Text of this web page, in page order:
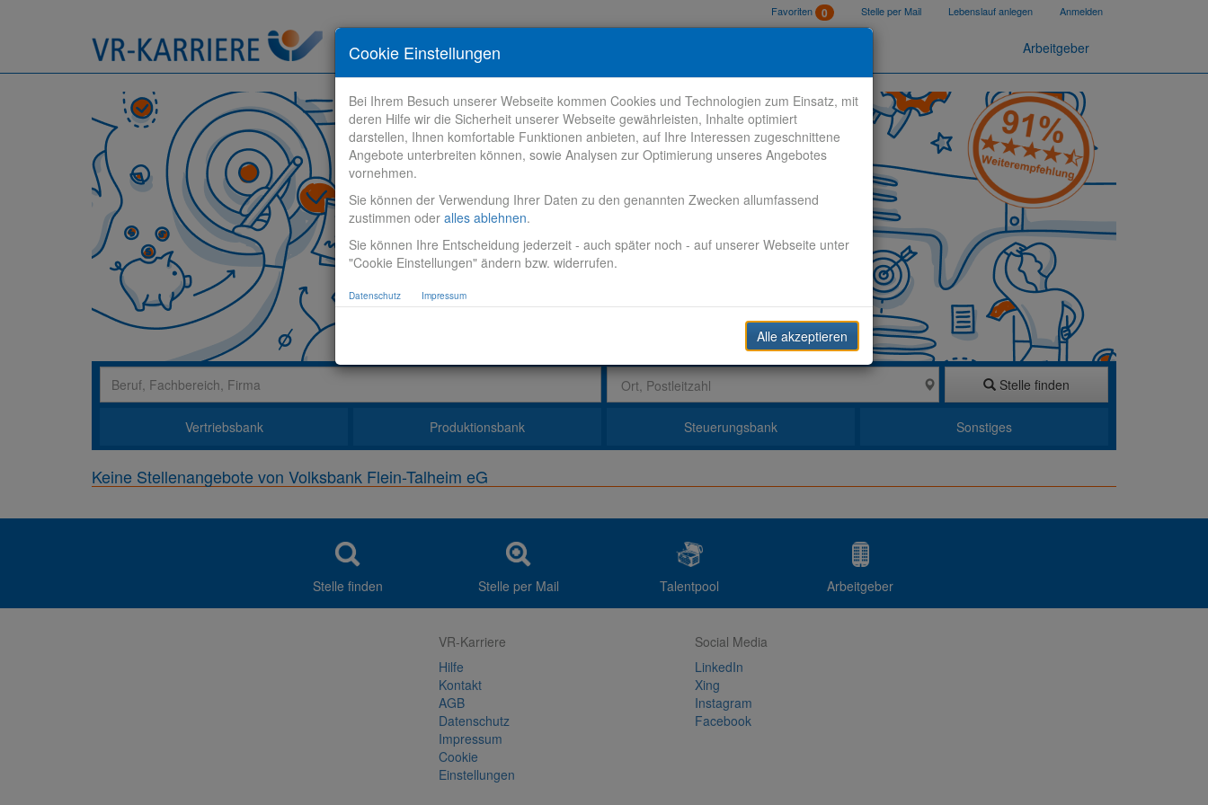
Favoriten 0 Stelle per Mail Lebenslauf anlegen Anmelden
Stelle finden Bewerbungstipps Arbeitgeber
Stelle finden
Vertriebsbank Produktionsbank Steuerungsbank Sonstiges
Keine Stellenangebote von Volksbank Flein-Talheim eG
Stelle finden Stelle per Mail Talentpool Arbeitgeber
VR-Karriere
Hilfe
Kontakt
AGB
Datenschutz
Impressum
Cookie
Einstellungen
Social Media
LinkedIn
Xing
Instagram
Facebook
Cookie Einstellungen
Bei Ihrem Besuch unserer Webseite kommen Cookies und Technologien zum Einsatz, mit
deren Hilfe wir die Sicherheit unserer Webseite gewährleisten, Inhalte optimiert
darstellen, Ihnen komfortable Funktionen anbieten, auf Ihre Interessen zugeschnittene
Angebote unterbreiten können, sowie Analysen zur Optimierung unseres Angebotes
vornehmen.
Sie können der Verwendung Ihrer Daten zu den genannten Zwecken allumfassend
zustimmen oder alles ablehnen.
Sie können Ihre Entscheidung jederzeit - auch später noch - auf unserer Webseite unter
"Cookie Einstellungen" ändern bzw. widerrufen.
Datenschutz Impressum
Alle akzeptieren